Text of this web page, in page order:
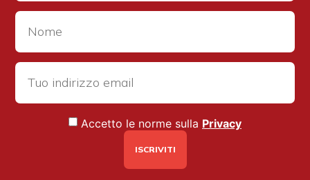
Accetto le norme sulla Privacy